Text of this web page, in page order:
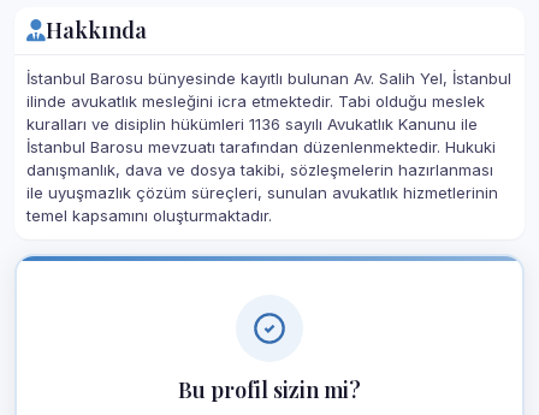
Hakkında
İstanbul Barosu bünyesinde kayıtlı bulunan Av. Salih Yel, İstanbul
ilinde avukatlık mesleğini icra etmektedir. Tabi olduğu meslek
kuralları ve disiplin hükümleri 1136 sayılı Avukatlık Kanunu ile
İstanbul Barosu mevzuatı tarafından düzenlenmektedir. Hukuki
danışmanlık, dava ve dosya takibi, sözleşmelerin hazırlanması
ile uyuşmazlık çözüm süreçleri, sunulan avukatlık hizmetlerinin
temel kapsamını oluşturmaktadır.
Bu profil sizin mi?